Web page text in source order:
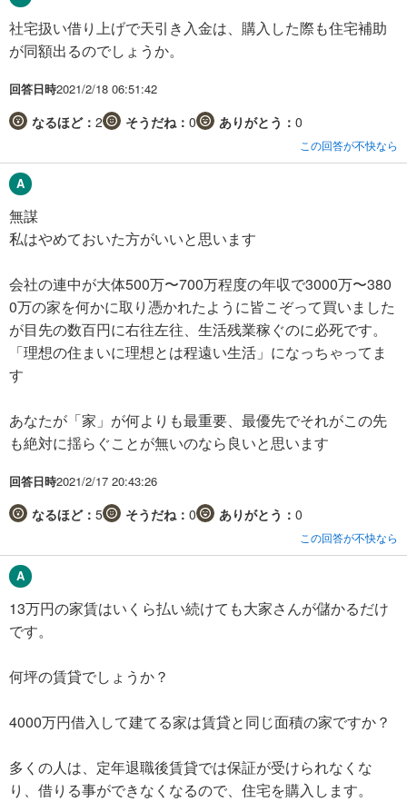
社宅扱い借り上げで天引き入金は、購入した際も住宅補助
が同額出るのでしょうか。
回答日時2021/2/18 06:51:42
なるほど： 2 そうだね： 0 ありがとう： 0
この回答が不快なら
無謀
私はやめておいた方がいいと思います
会社の連中が大体500万〜700万程度の年収で3000万〜380
0万の家を何かに取り憑かれたように皆こぞって買いました
が目先の数百円に右往左往、生活残業稼ぐのに必死です。
「理想の住まいに理想とは程遠い生活」になっちゃってま
す
あなたが「家」が何よりも最重要、最優先でそれがこの先
も絶対に揺らぐことが無いのなら良いと思います
回答日時2021/2/17 20:43:26
なるほど： 5 そうだね： 0 ありがとう： 0
この回答が不快なら
13万円の家賃はいくら払い続けても大家さんが儲かるだけ
です。
何坪の賃貸でしょうか？
4000万円借入して建てる家は賃貸と同じ面積の家ですか？
多くの人は、定年退職後賃貸では保証が受けられなくな
り、借りる事ができなくなるので、住宅を購入します。